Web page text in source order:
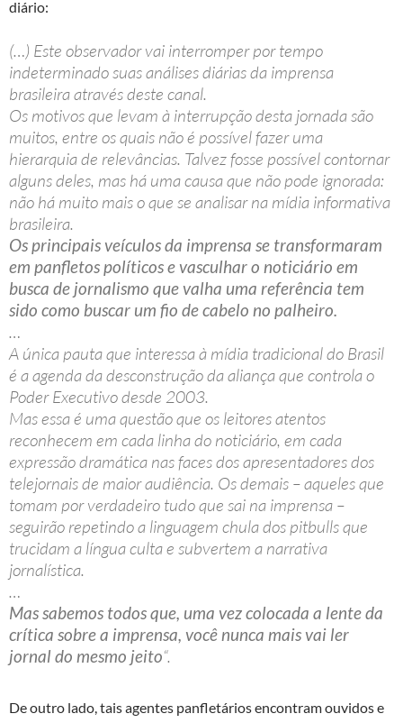
diário:
(…) Este observador vai interromper por tempo
indeterminado suas análises diárias da imprensa
brasileira através deste canal.
Os motivos que levam à interrupção desta jornada são
muitos, entre os quais não é possível fazer uma
hierarquia de relevâncias. Talvez fosse possível contornar
alguns deles, mas há uma causa que não pode ignorada:
não há muito mais o que se analisar na mídia informativa
brasileira.
Os principais veículos da imprensa se transformaram
em panfletos políticos e vasculhar o noticiário em
busca de jornalismo que valha uma referência tem
sido como buscar um fio de cabelo no palheiro.
…
A única pauta que interessa à mídia tradicional do Brasil
é a agenda da desconstrução da aliança que controla o
Poder Executivo desde 2003.
Mas essa é uma questão que os leitores atentos
reconhecem em cada linha do noticiário, em cada
expressão dramática nas faces dos apresentadores dos
telejornais de maior audiência. Os demais – aqueles que
tomam por verdadeiro tudo que sai na imprensa –
seguirão repetindo a linguagem chula dos pitbulls que
trucidam a língua culta e subvertem a narrativa
jornalística.
…
Mas sabemos todos que, uma vez colocada a lente da
crítica sobre a imprensa, você nunca mais vai ler
jornal do mesmo jeito“.
De outro lado, tais agentes panfletários encontram ouvidos e